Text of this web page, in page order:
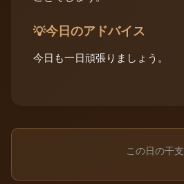
💡今日のアドバイス
今日も一日頑張りましょう。
この日の干支